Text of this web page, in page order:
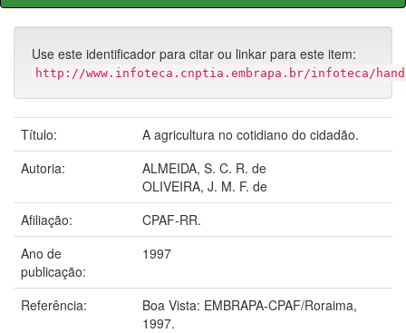
Use este identificador para citar ou linkar para este item:
http://www.infoteca.cnptia.embrapa.br/infoteca/
Título:
A agricultura no cotidiano do cidadão.
Autoria:
ALMEIDA, S. C. R. de
OLIVEIRA, J. M. F. de
Afiliação:
CPAF-RR.
Ano de
publicação:
1997
Referência:
Boa Vista: EMBRAPA-CPAF/Roraima,
1997.